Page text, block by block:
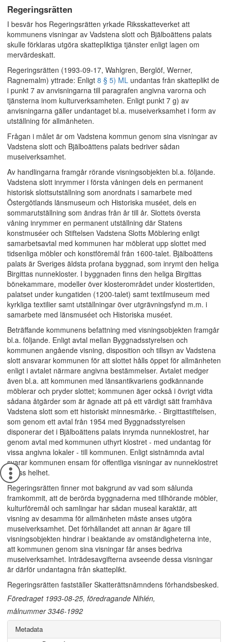
Regeringsrätten
I besvär hos Regeringsrätten yrkade Riksskatteverket att
kommunens visningar av Vadstena slott och Bjälboättens palats
skulle förklaras utgöra skattepliktiga tjänster enligt lagen om
mervärdeskatt.
Regeringsrätten (1993-09-17, Wahlgren, Berglöf, Werner,
Ragnemalm) yttrade: Enligt 8 § 5) ML undantas från skatteplikt de
i punkt 7 av anvisningarna till paragrafen angivna varorna och
tjänsterna inom kulturverksamheten. Enligt punkt 7 g) av
anvisningarna gäller undantaget bl.a. museiverksamhet i form av
utställning för allmänheten.
Frågan i målet är om Vadstena kommun genom sina visningar av
Vadstena slott och Bjälboättens palats bedriver sådan
museiverksamhet.
Av handlingarna framgår rörande visningsobjekten bl.a. följande.
Vadstena slott inrymmer i första våningen dels en permanent
historisk slottsutställning som anordnats i samarbete med
Östergötlands länsmuseum och Historiska muséet, dels en
sommarutställning som ändras från år till år. Slottets översta
våning inrymmer en permanent utställning där Statens
konstmuséer och Stiftelsen Vadstena Slotts Möblering enligt
samarbetsavtal med kommunen har möblerat upp slottet med
tidsenliga möbler och konstföremål från 1600-talet. Bjälboättens
palats är Sveriges äldsta profana byggnad, som inrymt den heliga
Birgittas nunnekloster. I byggnaden finns den heliga Birgittas
bönekammare, modeller över klosterområdet under klostertiden,
palatset under kungatiden (1200-talet) samt textilmuseum med
kyrkliga textilier samt utställningar över utgrävningsfynd m.m. i
samarbete med länsmuséet och Historiska muséet.
Beträffande kommunens befattning med visningsobjekten framgår
bl.a. följande. Enligt avtal mellan Byggnadsstyrelsen och
kommunen angående visning, disposition och tillsyn av Vadstena
slott ansvarar kommunen för att slottet hålls öppet för allmänheten
enligt i avtalet närmare angivna bestämmelser. Avtalet medger
även bl.a. att kommunen med länsantikvariens godkännande
möblerar och pryder slottet; kommunen äger också i övrigt vidta
sådana åtgärder som är ägnade att på ett värdigt sätt framhäva
Vadstena slott som ett historiskt minnesmärke. - Birgittastiftelsen,
som genom ett avtal från 1954 med Byggnadsstyrelsen
disponerar det i Bjälboättens palats inrymda nunneklostret, har
genom avtal med kommunen uthyrt klostret - med undantag för
vissa angivna lokaler - till kommunen. Enligt sistnämnda avtal
svarar kommunen ensam för offentliga visningar av nunneklostret
i dess helhet.
Regeringsrätten finner mot bakgrund av vad som sålunda
framkommit, att de berörda byggnaderna med tillhörande möbler,
kulturföremål och samlingar har sådan museal karaktär, att
visning av desamma för allmänheten måste anses utgöra
museiverksamhet. Det förhållandet att annan är ägare till
visningsobjekten hindrar i beaktande av omständigheterna inte,
att kommunen genom sina visningar får anses bedriva
museiverksamhet. Inträdesavgifterna avseende dessa visningar
är därför undantagna från skatteplikt.
Regeringsrätten fastställer Skatterättsnämndens förhandsbesked.
Föredraget 1993-08-25, föredragande Nihlén,
målnummer 3346-1992
Metadata